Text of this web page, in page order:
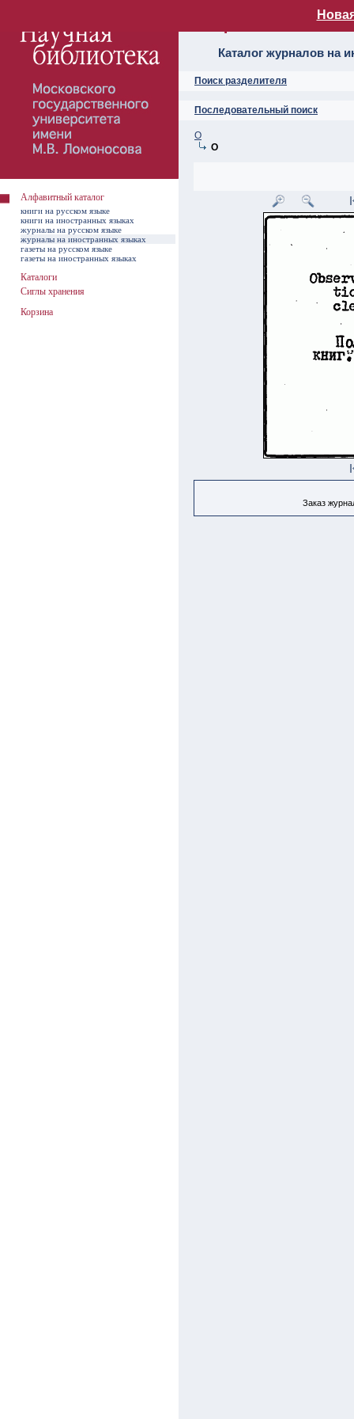
Алфавитный
Каталог журналов на
Поиск разделителя
Последовательный поиск
O
O
Заказ
Алфавитный каталог
книги на русском языке
книги на иностранных языках
журналы на русском языке
журналы на иностранных языках
газеты на русском языке
газеты на иностранных языках
Каталоги
Сиглы хранения
Корзина